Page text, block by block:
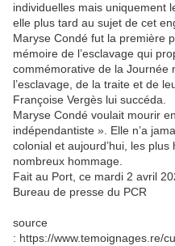
individuelles mais uniquement
elle plus tard au sujet de cet
Maryse Condé fut la première
mémoire de l’esclavage qui
commémorative de la Journée
l’esclavage, de la traite et de
Françoise Vergès lui succéda.
Maryse Condé voulait mourir
indépendantiste ». Elle n’a
colonial et aujourd’hui, les
nombreux hommage.
Fait au Port, ce mardi 2 avril
Bureau de presse du PCR
source
: https://www.temoignages.re/